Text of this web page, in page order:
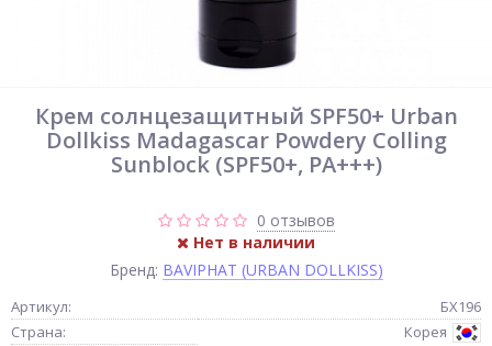
Крем солнцезащитный SPF50+ Urban
Dollkiss Madagascar Powdery Colling
Sunblock (SPF50+, PA+++)
0 отзывов
Нет в наличии
Бренд: BAVIPHAT (URBAN DOLLKISS)
Артикул:
БХ196
Страна:
Корея